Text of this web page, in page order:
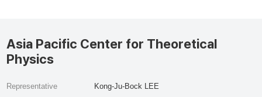
Asia Pacific Center for Theoretical
Physics
Representative
Kong-Ju-Bock LEE